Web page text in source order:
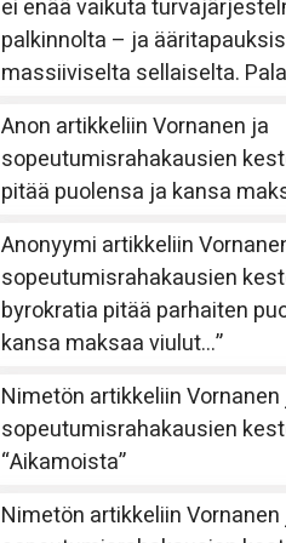
ei enää vaikuta
palkinnolta – ja
massiiviselta sellaiselta.
Anon artikkeliinVornanen ja
sopeutumisrahakausien
pitää puolensa ja kansa
Anonyymi artikkeliin
sopeutumisrahakausien
byrokratia pitää parhaiten
kansa maksaa viulut…”
Nimetön artikkeliinVornanen
sopeutumisrahakausien
“Aikamoista”
Nimetön artikkeliinVornanen